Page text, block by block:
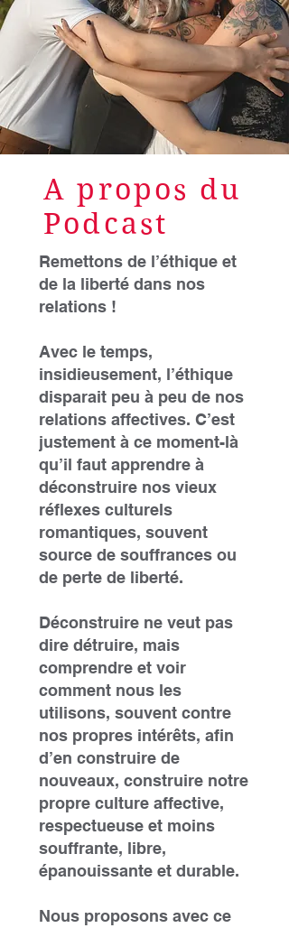
A propos du
Podcast
Remettons de l’éthique et
de la liberté dans nos
relations !
Avec le temps,
insidieusement, l’éthique
disparait peu à peu de nos
relations affectives. C’est
justement à ce moment-là
qu’il faut apprendre à
déconstruire nos vieux
réflexes culturels
romantiques, souvent
source de souffrances ou
de perte de liberté.
Déconstruire ne veut pas
dire détruire, mais
comprendre et voir
comment nous les
utilisons, souvent contre
nos propres intérêts, afin
d’en construire de
nouveaux, construire notre
propre culture affective,
respectueuse et moins
souffrante, libre,
épanouissante et durable.
Nous proposons avec ce